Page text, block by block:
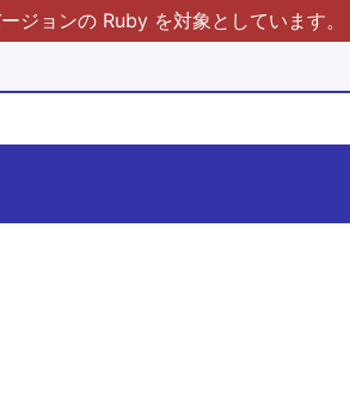
ジョンの Ruby を対象としています。